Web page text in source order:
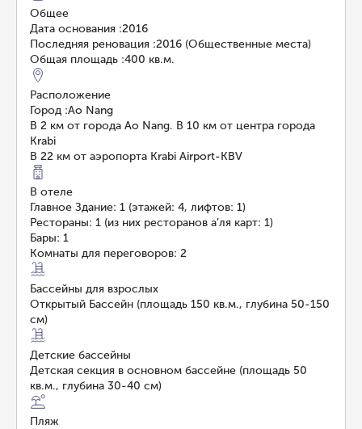
Общее
Дата основания :2016
Последняя реновация :2016 (Общественные места)
Общая площадь :400 кв.м.
Расположение
Город :Ao Nang
В 2 км от города Ao Nang. В 10 км от центра города
Krabi
В 22 км от аэропорта Krabi Airport-KBV
В отеле
Главное Здание: 1 (этажей: 4, лифтов: 1)
Рестораны: 1 (из них ресторанов а’ля карт: 1)
Бары: 1
Комнаты для переговоров: 2
Бассейны для взрослых
Открытый Бассейн (площадь 150 кв.м., глубина 50-150
см)
Детские бассейны
Детская секция в основном бассейне (площадь 50
кв.м., глубина 30-40 см)
Пляж